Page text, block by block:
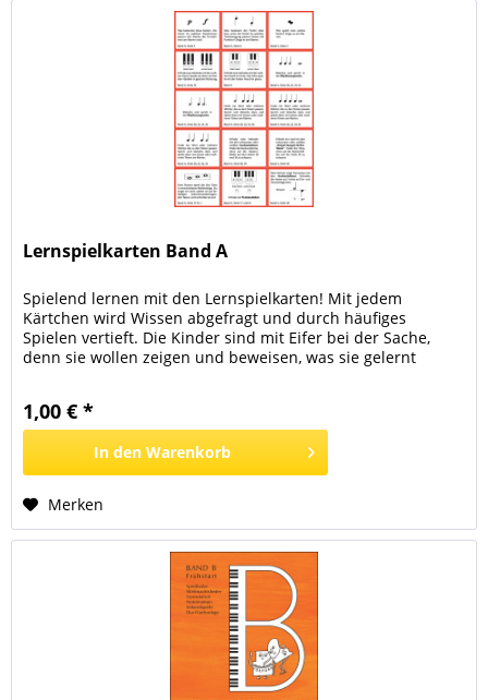
Lernspielkarten Band A
Spielend lernen mit den Lernspielkarten! Mit jedem
Kärtchen wird Wissen abgefragt und durch häufiges
Spielen vertieft. Die Kinder sind mit Eifer bei der Sache,
denn sie wollen zeigen und beweisen, was sie gelernt
Es gibt auch Aufforderungen, etwas auf dem Klavier zu...
1,00 € *
In den Warenkorb
Merken